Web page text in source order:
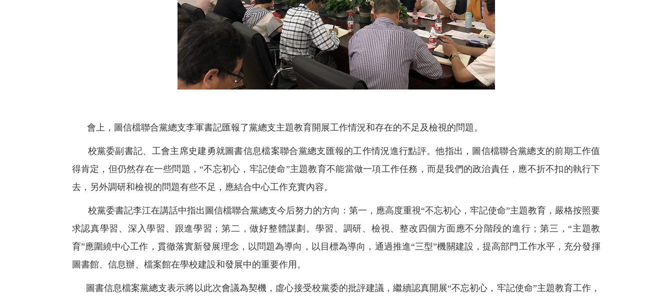
會上，圖信檔聯合黨總支李軍書記匯報了黨總支主題教育開展工作情況和存在的不足及檢視的問題。
校黨委副書記、工會主席史建勇就圖書信息檔案聯合黨總支匯報的工作情況進行點評。他指出，圖信檔聯合黨總支的前期工作值
得肯定，但仍然存在一些問題，“不忘初心，牢記使命”主題教育不能當做一項工作任務，而是我們的政治責任，應不折不扣的執行下
去，另外調研和檢視的問題有些不足，應結合中心工作充實內容。
校黨委書記李江在講話中指出圖信檔聯合黨總支今后努力的方向：第一，應高度重視“不忘初心，牢記使命”主題教育，嚴格按照要
求認真學習、深入學習、跟進學習；第二，做好整體謀劃。學習、調研、檢視、整改四個方面應不分階段的進行；第三，“主題教
育”應圍繞中心工作，貫徹落實新發展理念，以問題為導向，以目標為導向，通過推進“三型”機關建設，提高部門工作水平，充分發揮
圖書館、信息辦、檔案館在學校建設和發展中的重要作用。
圖書信息檔案黨總支表示將以此次會議為契機，虛心接受校黨委的批評建議，繼續認真開展“不忘初心，牢記使命”主題教育工作，